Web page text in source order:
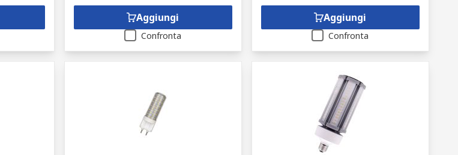
Aggiungi
Confronta
Aggiungi
Confronta